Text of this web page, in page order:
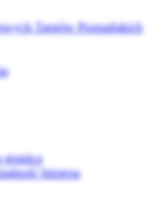
Targów Poznańskich
granicą
biznesu